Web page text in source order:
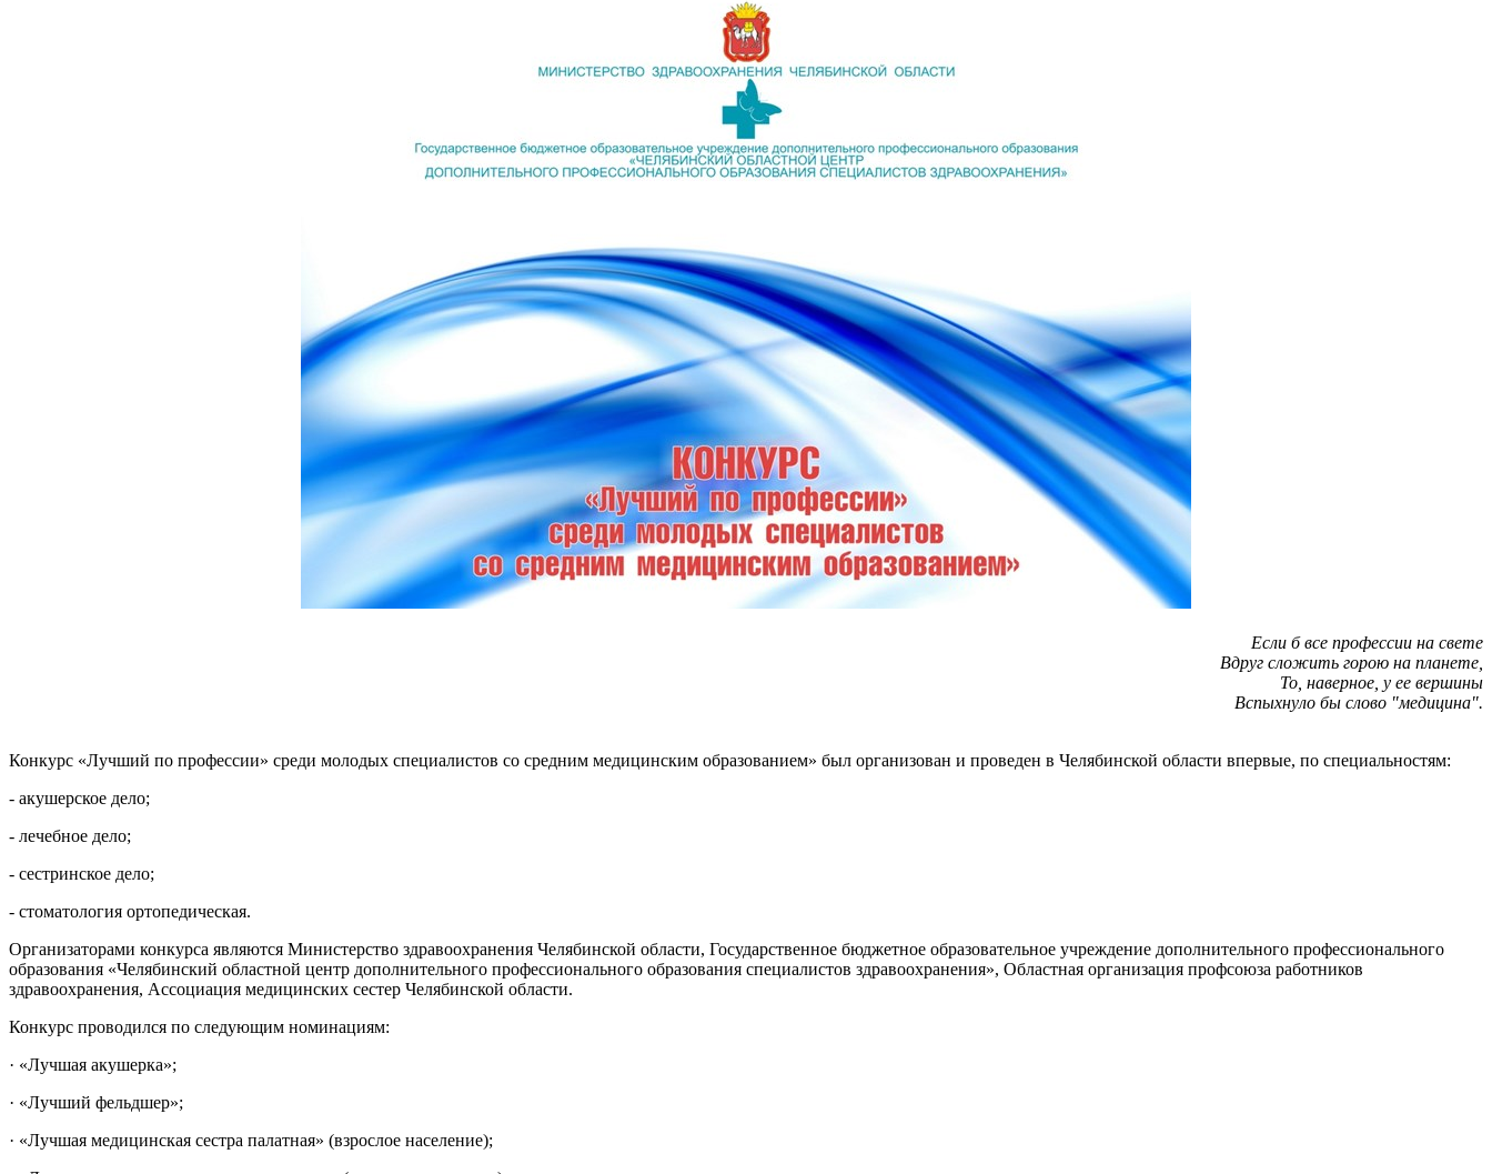
Если б все профессии на свете
Вдруг сложить горою на планете,
То, наверное, у ее вершины
Вспыхнуло бы слово "медицина".
Конкурс «Лучший по профессии» среди молодых специалистов со средним медицинским образованием» был организован и проведен в Челябинской области впервые, по специальностям:
- акушерское дело;
- лечебное дело;
- сестринское дело;
- стоматология ортопедическая.
Организаторами конкурса являются Министерство здравоохранения Челябинской области, Государственное бюджетное образовательное учреждение дополнительного профессионального
образования «Челябинский областной центр дополнительного профессионального образования специалистов здравоохранения», Областная организация профсоюза работников
здравоохранения, Ассоциация медицинских сестер Челябинской области.
Конкурс проводился по следующим номинациям:
· «Лучшая акушерка»;
· «Лучший фельдшер»;
· «Лучшая медицинская сестра палатная» (взрослое население);